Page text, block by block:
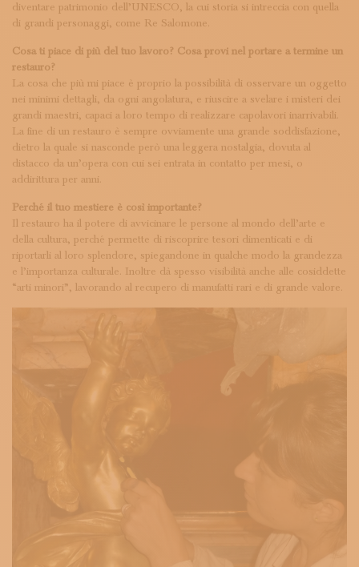
diventare patrimonio dell’UNESCO, la cui storia si intreccia con quella
di grandi personaggi, come Re Salomone.
Cosa ti piace di più del tuo lavoro? Cosa provi nel portare a termine un
restauro?
La cosa che più mi piace è proprio la possibilità di osservare un oggetto
nei minimi dettagli, da ogni angolatura, e riuscire a svelare i misteri dei
grandi maestri, capaci a loro tempo di realizzare capolavori inarrivabili.
La fine di un restauro è sempre ovviamente una grande soddisfazione,
dietro la quale si nasconde però una leggera nostalgia, dovuta al
distacco da un’opera con cui sei entrata in contatto per mesi, o
addirittura per anni.
Perché il tuo mestiere è così importante?
Il restauro ha il potere di avvicinare le persone al mondo dell’arte e
della cultura, perché permette di riscoprire tesori dimenticati e di
riportarli al loro splendore, spiegandone in qualche modo la grandezza
e l’importanza culturale. Inoltre dà spesso visibilità anche alle cosiddette
“arti minori”, lavorando al recupero di manufatti rari e di grande valore.